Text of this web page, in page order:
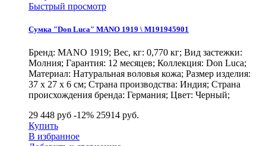
Быстрый просмотр
Сумка "Don Luca" MANO 1919 \ M191945901
Бренд: MANO 1919; Вес, кг: 0,770 кг; Вид застежки:
Молния; Гарантия: 12 месяцев; Коллекция: Don Luca;
Материал: Натуральная воловья кожа; Размер изделия:
37 х 27 х 6 см; Страна производства: Индия; Страна
происхождения бренда: Германия; Цвет: Черный;
29 448 руб -12% 25914 руб.
Купить
В избранное